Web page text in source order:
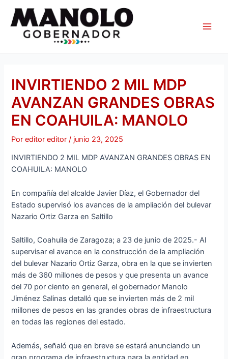
contenido
INVIRTIENDO 2 MIL MDP
AVANZAN GRANDES OBRAS
EN COAHUILA: MANOLO
Poreditor editor/ junio 23, 2025
INVIRTIENDO 2 MIL MDP AVANZAN GRANDES OBRAS EN
COAHUILA: MANOLO
En compañía del alcalde Javier Díaz, el Gobernador del
Estado supervisó los avances de la ampliación del bulevar
Nazario Ortiz Garza en Saltillo
Saltillo, Coahuila de Zaragoza; a 23 de junio de 2025.- Al
supervisar el avance en la construcción de la ampliación
del bulevar Nazario Ortiz Garza, obra en la que se invierten
más de 360 millones de pesos y que presenta un avance
del 70 por ciento en general, el gobernador Manolo
Jiménez Salinas detalló que se invierten más de 2 mil
millones de pesos en las grandes obras de infraestructura
en todas las regiones del estado.
Además, señaló que en breve se estará anunciando un
de
entradas